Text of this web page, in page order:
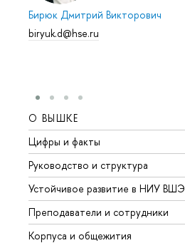
Бирюк Дмитрий Викторович
biryuk.d@hse.ru
О ВЫШКЕ
Цифры и факты
Руководство и структура
Устойчивое развитие в НИУ ВШЭ
Преподаватели и сотрудники
Корпуса и общежития